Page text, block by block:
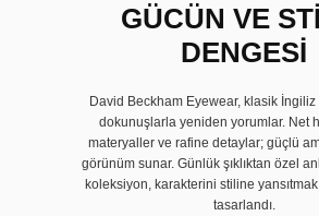
GÜCÜN VE
DENGESİ
David Beckham Eyewear, klasik
dokunuşlarla yeniden yorumlar. Net
materyaller ve rafine detaylar; güçlü
görünüm sunar. Günlük şıklıktan özel
koleksiyon, karakterini stiline
tasarlandı.